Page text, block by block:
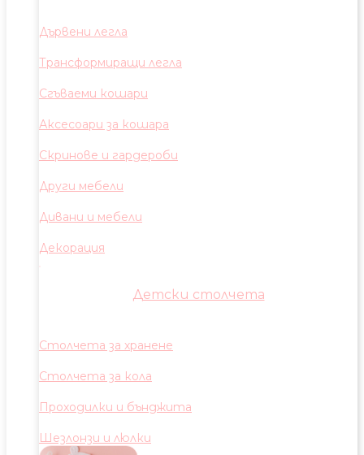
Дървени легла
Трансформиращи легла
Сгъваеми кошари
Аксесоари за кошара
Скринове и гардероби
Други мебели
Дивани и мебели
Декорация
Детски столчета
Столчета за хранене
Столчета за кола
Проходилки и бънджита
Шезлонзи и люлки